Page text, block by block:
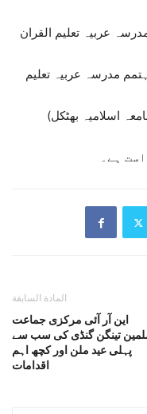
عربیہ تعلیم القران
مدرسہ عربیہ تعلیم
اسلامیہ بھٹکل)
ہے۔
المادة السابقة
این آر آئی مرکزی جماعت
تینگن گنڈی کی سب سے
پہلی عید ملن اور کچھ اہم
اقدامات